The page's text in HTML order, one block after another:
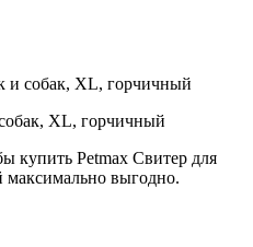
и собак, XL, горчичный
купить Petmax Свитер для
выгодно.